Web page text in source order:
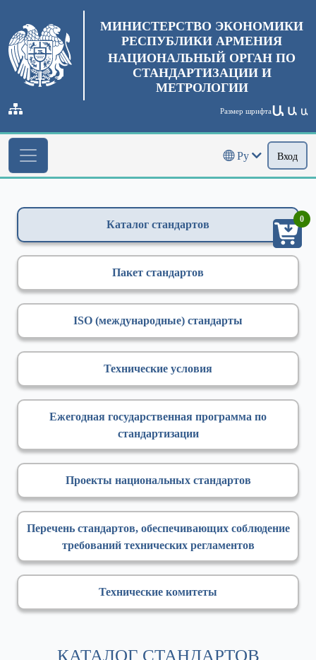
МИНИСТЕРСТВО ЭКОНОМИКИ
РЕСПУБЛИКИ АРМЕНИЯ
НАЦИОНАЛЬНЫЙ ОРГАН ПО
СТАНДАРТИЗАЦИИ И
МЕТРОЛОГИИ
Размер шрифтаԱ Ա Ա
Ру Вход
Каталог стандартов
Пакет стандартов
ISO (международные) стандарты
Технические условия
Ежегодная государственная программа по
стандартизации
Проекты национальных стандартов
Перечень стандартов, обеспечивающих соблюдение
требований технических регламентов
Технические комитеты
КАТАЛОГ СТАНДАРТОВ
0